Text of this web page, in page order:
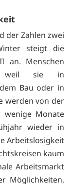
der Zahlen zwei
steigt die
an. Menschen
weil sie in
Bau oder in
werden von der
wenige Monate
wieder in
Arbeitslosigkeit
kaum
Arbeitsmarkt
Möglichkeiten,